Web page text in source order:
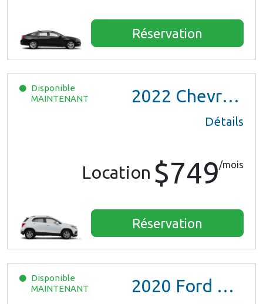
Réservation
Disponible
MAINTENANT
2022 Chevrolet Trax LS
Détails
Location $749/mois
Réservation
Disponible
MAINTENANT
2020 Ford EcoSport